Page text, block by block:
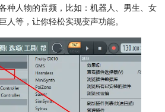
种人物的音频，比如：机器人、男生、女
人等，让你轻松实现变声功能。